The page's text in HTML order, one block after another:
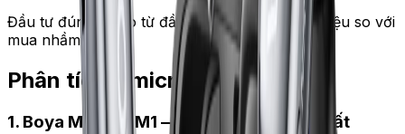
Đầu tư đúng micro từ đầu giúp tiết kiệm 5–10 triệu so với
mua nhầm rồi đổi.
Phân tích 5 micro
1. Boya Mini BY-M1 — entry lavalier rẻ nhất